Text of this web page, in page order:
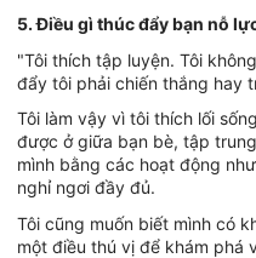
5. Điều gì thúc đẩy bạn nỗ
"Tôi thích tập luyện. Tôi
đẩy tôi phải chiến thắng hay
Tôi làm vậy vì tôi thích lối
được ở giữa bạn bè, tập
mình bằng các hoạt động
nghỉ ngơi đầy đủ.
Tôi cũng muốn biết mình có
một điều thú vị để khám phá